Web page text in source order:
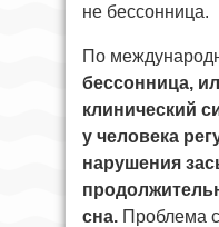
не бессонница.
По
бессонница,
клинический
у человека
нарушения
сна. Проблема